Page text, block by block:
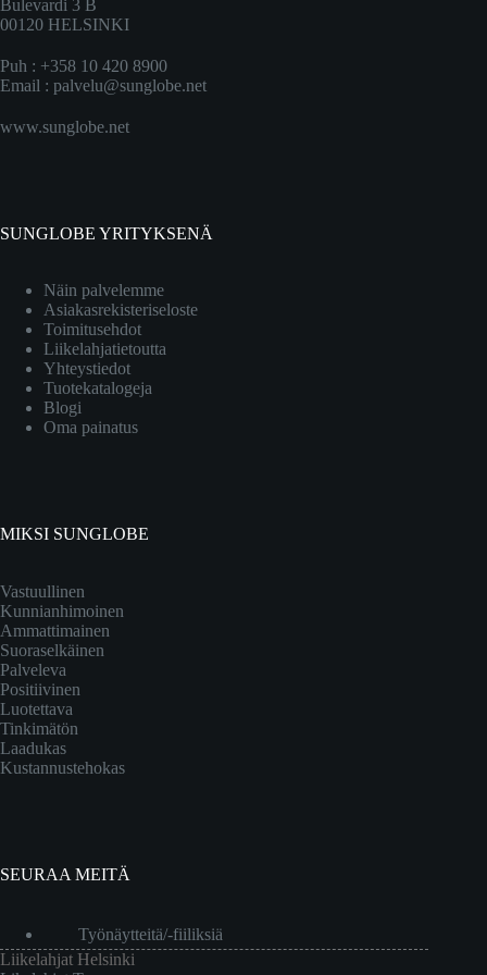
Bulevardi 3 B
00120 HELSINKI
Puh : +358 10 420 8900
Email : palvelu@sunglobe.net
www.sunglobe.net
SUNGLOBE YRITYKSENÄ
Näin palvelemme
Asiakasrekisteriseloste
Toimitusehdot
Liikelahjatietoutta
Yhteystiedot
Tuotekatalogeja
Blogi
Oma painatus
MIKSI SUNGLOBE
Vastuullinen
Kunnianhimoinen
Ammattimainen
Suoraselkäinen
Palveleva
Positiivinen
Luotettava
Tinkimätön
Laadukas
Kustannustehokas
SEURAA MEITÄ
Työnäytteitä/-fiiliksiä
Liikelahjat Helsinki